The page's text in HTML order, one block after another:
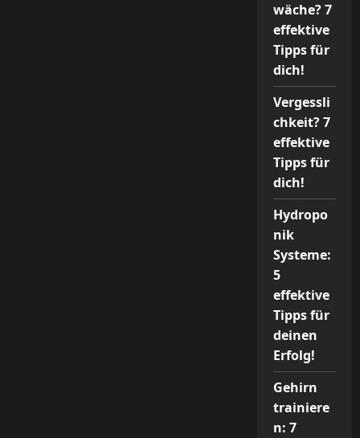
wäche? 7
effektive
Tipps für
dich!
Vergessli
chkeit? 7
effektive
Tipps für
dich!
Hydropo
nik
Systeme:
5
effektive
Tipps für
deinen
Erfolg!
Gehirn
trainiere
n: 7